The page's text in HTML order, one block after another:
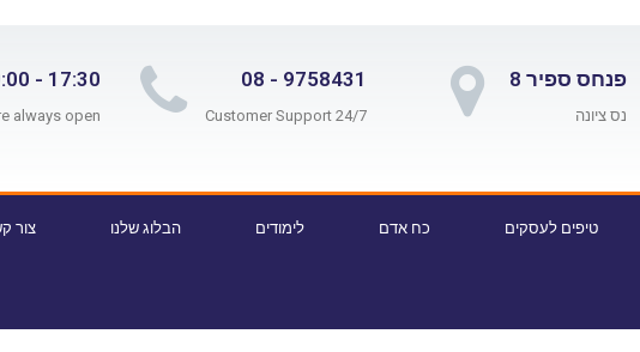
פנחס ספיר 8
נס ציונה
9758431 - 08
24/7 Customer Support
- 17:30
always open
טיפים לעסקים כח אדם לימודים הבלוג שלנו צור